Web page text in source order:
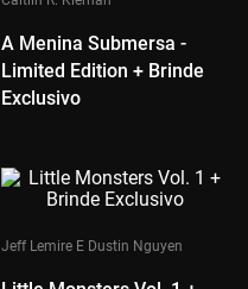
A Menina Submersa -
Limited Edition + Brinde
Exclusivo
Jeff Lemire E Dustin Nguyen